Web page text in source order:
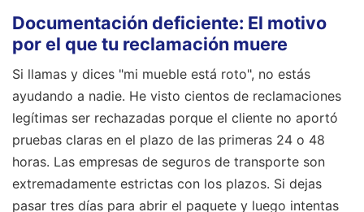
Documentación deficiente: El motivo
por el que tu reclamación muere
Si llamas y dices "mi mueble está roto", no estás
ayudando a nadie. He visto cientos de reclamaciones
legítimas ser rechazadas porque el cliente no aportó
pruebas claras en el plazo de las primeras 24 o 48
horas. Las empresas de seguros de transporte son
extremadamente estrictas con los plazos. Si dejas
pasar tres días para abrir el paquete y luego intentas